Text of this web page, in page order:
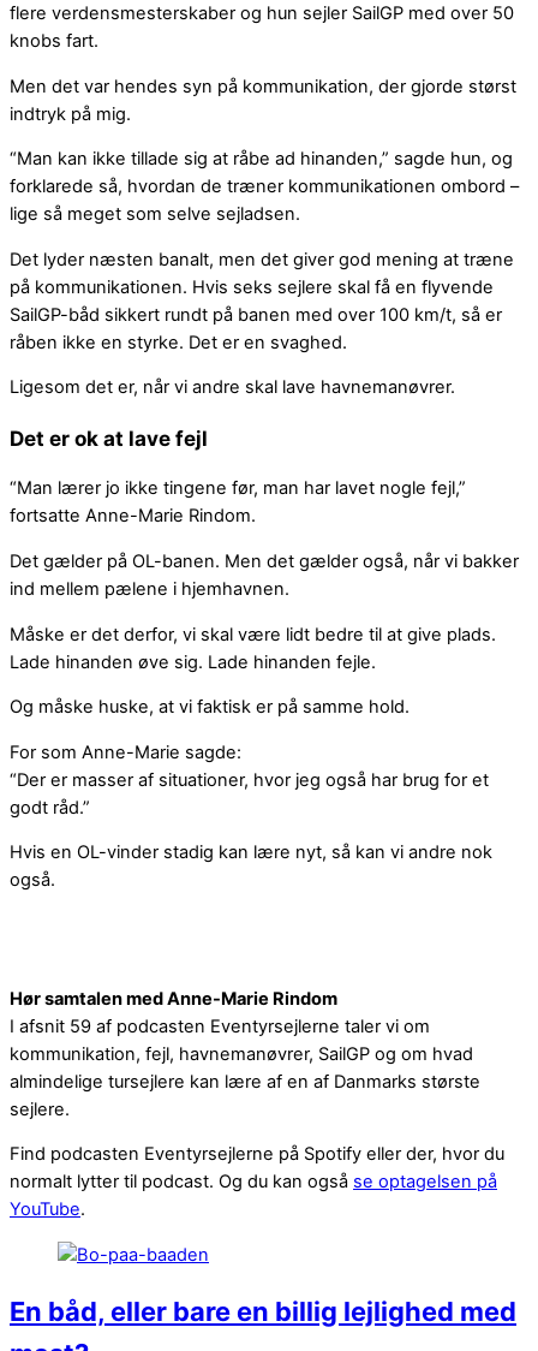
flere verdensmesterskaber og hun sejler SailGP med over 50
knobs fart.
Men det var hendes syn på kommunikation, der gjorde størst
indtryk på mig.
“Man kan ikke tillade sig at råbe ad hinanden,” sagde hun, og
forklarede så, hvordan de træner kommunikationen ombord –
lige så meget som selve sejladsen.
Det lyder næsten banalt, men det giver god mening at træne
på kommunikationen. Hvis seks sejlere skal få en flyvende
SailGP-båd sikkert rundt på banen med over 100 km/t, så er
råben ikke en styrke. Det er en svaghed.
Ligesom det er, når vi andre skal lave havnemanøvrer.
Det er ok at lave fejl
“Man lærer jo ikke tingene før, man har lavet nogle fejl,”
fortsatte Anne-Marie Rindom.
Det gælder på OL-banen. Men det gælder også, når vi bakker
ind mellem pælene i hjemhavnen.
Måske er det derfor, vi skal være lidt bedre til at give plads.
Lade hinanden øve sig. Lade hinanden fejle.
Og måske huske, at vi faktisk er på samme hold.
For som Anne-Marie sagde:
“Der er masser af situationer, hvor jeg også har brug for et
godt råd.”
Hvis en OL-vinder stadig kan lære nyt, så kan vi andre nok
også.
Hør samtalen med Anne-Marie Rindom
I afsnit 59 af podcasten Eventyrsejlerne taler vi om
kommunikation, fejl, havnemanøvrer, SailGP og om hvad
almindelige tursejlere kan lære af en af Danmarks største
sejlere.
Find podcasten Eventyrsejlerne på Spotify eller der, hvor du
normalt lytter til podcast. Og du kan også se optagelsen på
YouTube.
En båd, eller bare en billig lejlighed med